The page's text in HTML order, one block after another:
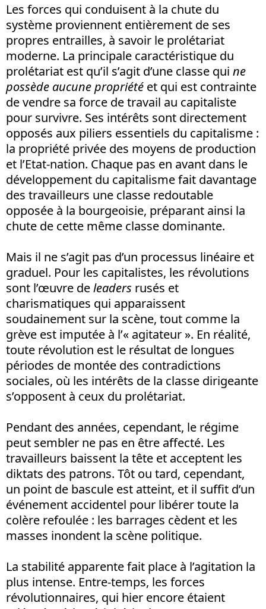
Les forces qui conduisent à la chute du
système proviennent entièrement de ses
propres entrailles, à savoir le prolétariat
moderne. La principale caractéristique du
prolétariat est qu’il s’agit d’une classe qui ne
possède aucune propriété et qui est contrainte
de vendre sa force de travail au capitaliste
pour survivre. Ses intérêts sont directement
opposés aux piliers essentiels du capitalisme :
la propriété privée des moyens de production
et l’Etat-nation. Chaque pas en avant dans le
développement du capitalisme fait davantage
des travailleurs une classe redoutable
opposée à la bourgeoisie, préparant ainsi la
chute de cette même classe dominante.
Mais il ne s’agit pas d’un processus linéaire et
graduel. Pour les capitalistes, les révolutions
sont l’œuvre deleaders rusés et
charismatiques qui apparaissent
soudainement sur la scène, tout comme la
grève est imputée à l’« agitateur ». En réalité,
toute révolution est le résultat de longues
périodes de montée des contradictions
sociales, où les intérêts de la classe dirigeante
s’opposent à ceux du prolétariat.
Pendant des années, cependant, le régime
peut sembler ne pas en être affecté. Les
travailleurs baissent la tête et acceptent les
diktats des patrons. Tôt ou tard, cependant,
un point de bascule est atteint, et il suffit d’un
événement accidentel pour libérer toute la
colère refoulée : les barrages cèdent et les
masses inondent la scène politique.
La stabilité apparente fait place à l’agitation la
plus intense. Entre-temps, les forces
révolutionnaires, qui hier encore étaient